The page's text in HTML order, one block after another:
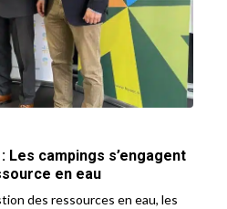
Les campings s’engagent
en eau
des ressources en eau, les